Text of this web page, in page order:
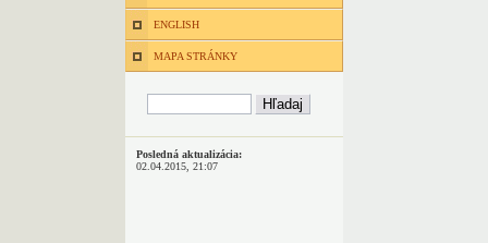
ENGLISH
MAPA STRÁNKY
Posledná aktualizácia:
02.04.2015, 21:07